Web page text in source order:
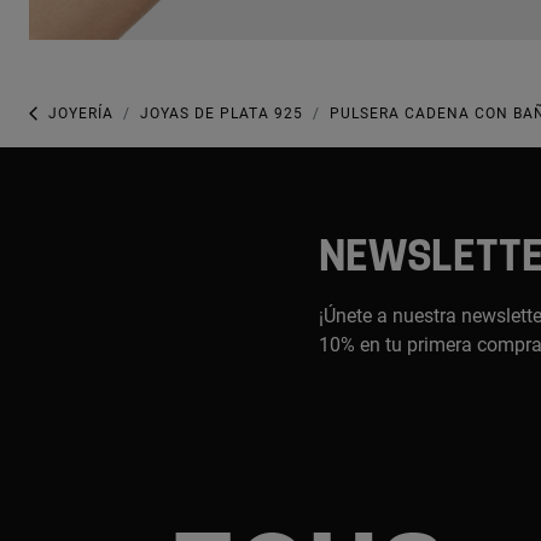
JOYERÍA JOYAS DE PLATA 925 PULSERA CADENA CON
¡Únete a nuestra
10% en tu primera